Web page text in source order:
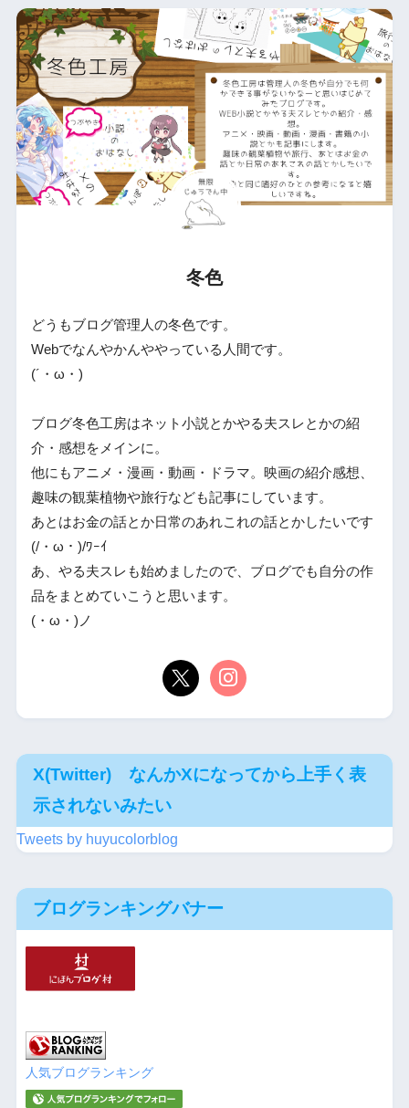
冬色
どうもブログ管理人の冬色です。
Webでなんやかんややっている人間です。
(´・ω・)
ブログ冬色工房はネット小説とかやる夫スレとかの紹
介・感想をメインに。
他にもアニメ・漫画・動画・ドラマ。映画の紹介感想、
趣味の観葉植物や旅行なども記事にしています。
あとはお金の話とか日常のあれこれの話とかしたいです
(/・ω・)/ﾜｰｲ
あ、やる夫スレも始めましたので、ブログでも自分の作
品をまとめていこうと思います。
(・ω・)ノ
X(Twitter) なんかXになってから上手く表
示されないみたい
Tweets by huyucolorblog
ブログランキングバナー
人気ブログランキング